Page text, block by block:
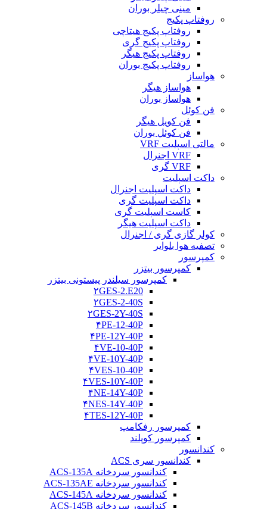
مینی چیلر بوران
روفتاپ پکیج
روفتاپ پکیج هیتاچی
روفتاپ پکیج گری
روفتاپ پکیج هیگر
روفتاپ پکیج بوران
هواساز
هواساز هیگر
هواساز بوران
فن کوئل
فن کویل هیگر
فن کوئل بوران
مالتی اسپلیت VRF
VRF اجنرال
VRF گری
داکت اسپلیت
داکت اسپلیت اجنرال
داکت اسپلیت گری
کاست اسپلیت گری
داکت اسپلیت هیگر
کولر گازی گری / اجنرال
تصفیه هوا بلوایر
کمپرسور
کمپرسور بیتزر
کمپرسور سیلندر پیستونی بیتزر
۲GES-2.E20
۲GES-2-40S
۲GES-2Y-40S
۴PE-12-40P
۴PE-12Y-40P
۴VE-10-40P
۴VE-10Y-40P
۴VES-10-40P
۴VES-10Y-40P
۴NE-14Y-40P
۴NES-14Y-40P
۴TES-12Y-40P
کمپرسور رفکامپ
کمپرسور کوپلند
کندانسور
کندانسور سری ACS
کندانسور سردخانه ACS-135A
کندانسور سردخانه ACS-135AE
کندانسور سردخانه ACS-145A
کندانسور سردخانه ACS-145B